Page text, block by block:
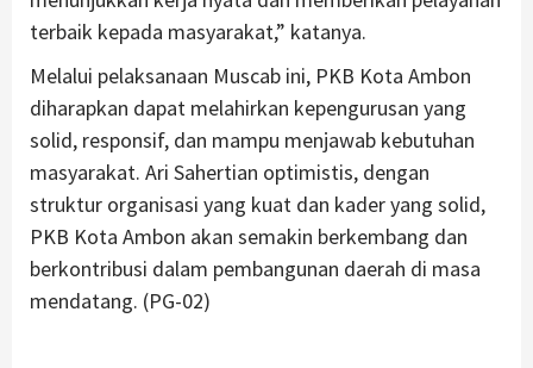
terbaik kepada masyarakat,” katanya.
Melalui pelaksanaan Muscab ini, PKB Kota Ambon
diharapkan dapat melahirkan kepengurusan yang
solid, responsif, dan mampu menjawab kebutuhan
masyarakat. Ari Sahertian optimistis, dengan
struktur organisasi yang kuat dan kader yang solid,
PKB Kota Ambon akan semakin berkembang dan
berkontribusi dalam pembangunan daerah di masa
mendatang. (PG-02)